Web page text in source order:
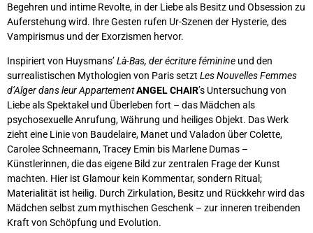
Begehren und intime Revolte, in der Liebe als Besitz und Obsession zu
Auferstehung wird. Ihre Gesten rufen Ur-Szenen der Hysterie, des
Vampirismus und der Exorzismen hervor.
Inspiriert von Huysmans’Là-Bas, der écriture féminine und den
surrealistischen Mythologien von Paris setzt Les Nouvelles Femmes
d’Alger dans leur AppartementANGEL CHAIR’s Untersuchung von
Liebe als Spektakel und Überleben fort – das Mädchen als
psychosexuelle Anrufung, Währung und heiliges Objekt. Das Werk
zieht eine Linie von Baudelaire, Manet und Valadon über Colette,
Carolee Schneemann, Tracey Emin bis Marlene Dumas –
Künstlerinnen, die das eigene Bild zur zentralen Frage der Kunst
machten. Hier ist Glamour kein Kommentar, sondern Ritual;
Materialität ist heilig. Durch Zirkulation, Besitz und Rückkehr wird das
Mädchen selbst zum mythischen Geschenk – zur inneren treibenden
Kraft von Schöpfung und Evolution.